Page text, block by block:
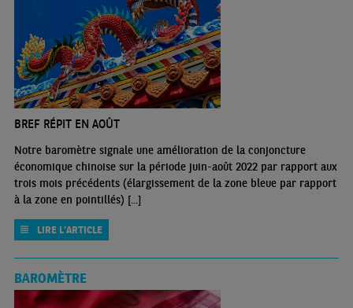
BREF RÉPIT EN AOÛT
Notre baromètre signale une amélioration de la conjoncture
économique chinoise sur la période juin-août 2022 par rapport aux
trois mois précédents (élargissement de la zone bleue par rapport
à la zone en pointillés) [...]
LIRE L'ARTICLE
BAROMÈTRE